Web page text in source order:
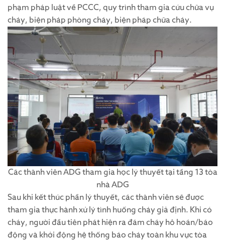
phạm pháp luật về PCCC, quy trình tham gia cứu chữa vụ
cháy, biện pháp phòng cháy, biện pháp chữa cháy.
Các thành viên ADG tham gia học lý thuyết tại tầng 13 tòa
nhà ADG
Sau khi kết thúc phần lý thuyết, các thành viên sẽ được
tham gia thực hành xử lý tình huống cháy giả định. Khi có
cháy, người đầu tiên phát hiện ra đám cháy hô hoán/báo
động và khởi động hệ thống báo cháy toàn khu vực tòa